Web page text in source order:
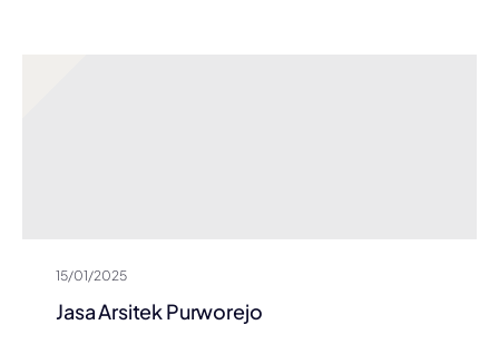
15/01/2025
Jasa Arsitek Purworejo